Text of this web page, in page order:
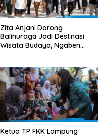
Zita Anjani Dorong
Balinuraga Jadi Destinasi
Wisata Budaya, Ngaben
Ketua TP PKK Lampung